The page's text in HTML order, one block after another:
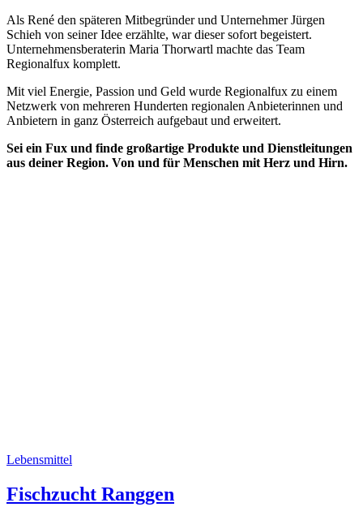
Als René den späteren Mitbegründer und Unternehmer Jürgen
Schieh von seiner Idee erzählte, war dieser sofort begeistert.
Unternehmensberaterin Maria Thorwartl machte das Team
Regionalfux komplett.
Mit viel Energie, Passion und Geld wurde Regionalfux zu einem
Netzwerk von mehreren Hunderten regionalen Anbieterinnen und
Anbietern in ganz Österreich aufgebaut und erweitert.
Sei ein Fux und finde großartige Produkte und Dienstleitungen
aus deiner Region. Von und für Menschen mit Herz und Hirn.
Lebensmittel
Fischzucht Ranggen